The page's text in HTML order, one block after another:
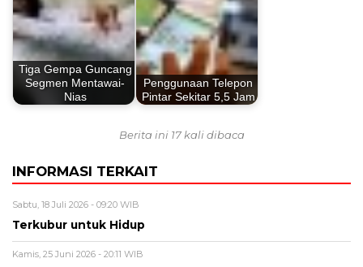
Tiga Gempa Guncang
Segmen Mentawai-
Nias
Penggunaan Telepon
Pintar Sekitar 5,5 Jam
Berita ini 17 kali dibaca
INFORMASI TERKAIT
Sabtu, 18 Juli 2026 - 09:20 WIB
Terkubur untuk Hidup
Kamis, 25 Juni 2026 - 20:11 WIB